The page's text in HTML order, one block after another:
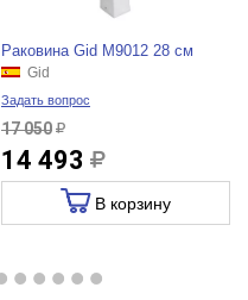
Раковина Gid M9012 28 см
Gid
Задать вопрос
17 050
14 493
В корзину